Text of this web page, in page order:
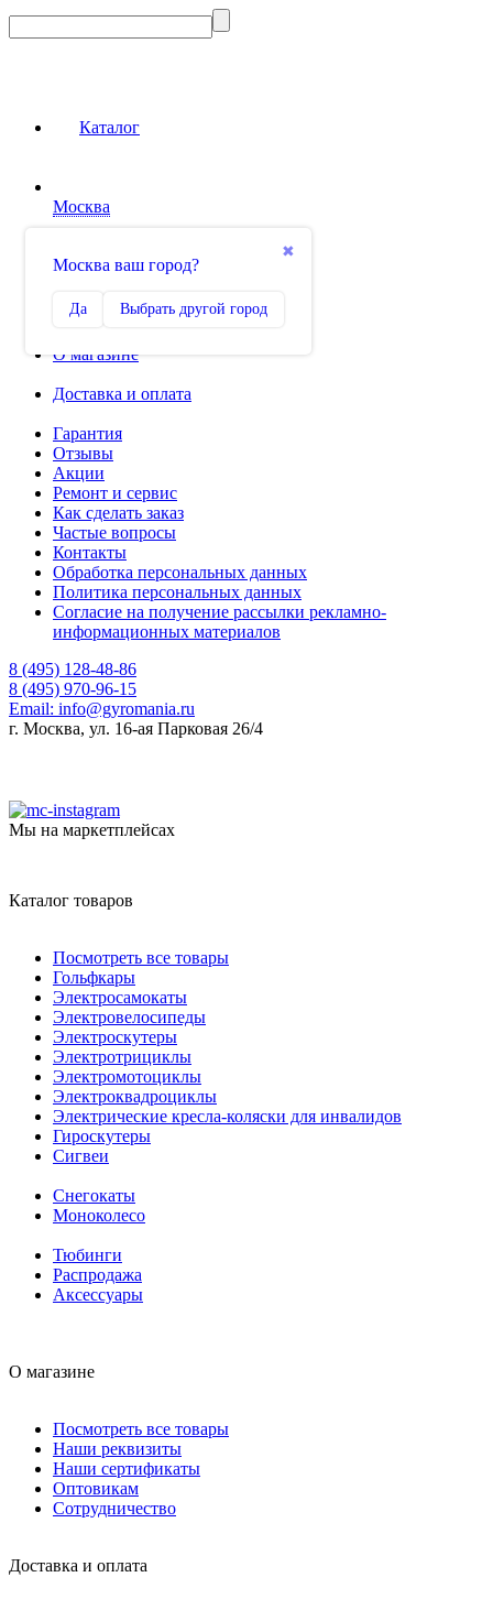
Каталог
Москва
✖
Москва ваш город?
Да Выбрать другой город
0
Избранное
О магазине
Доставка и оплата
Гарантия
Отзывы
Акции
Ремонт и сервис
Как сделать заказ
Частые вопросы
Контакты
Обработка персональных данных
Политика персональных данных
Согласие на получение рассылки рекламно-
информационных материалов
8 (495) 128-48-86
8 (495) 970-96-15
Email: info@gyromania.ru
г. Москва, ул. 16-ая Парковая 26/4
Мы на маркетплейсах
Каталог товаров
Посмотреть все товары
Гольфкары
Электросамокаты
Электровелосипеды
Электроскутеры
Электротрициклы
Электромотоциклы
Электроквадроциклы
Электрические кресла-коляски для инвалидов
Гироскутеры
Сигвеи
Снегокаты
Моноколесо
Тюбинги
Распродажа
Аксессуары
О магазине
Посмотреть все товары
Наши реквизиты
Наши сертификаты
Оптовикам
Сотрудничество
Доставка и оплата